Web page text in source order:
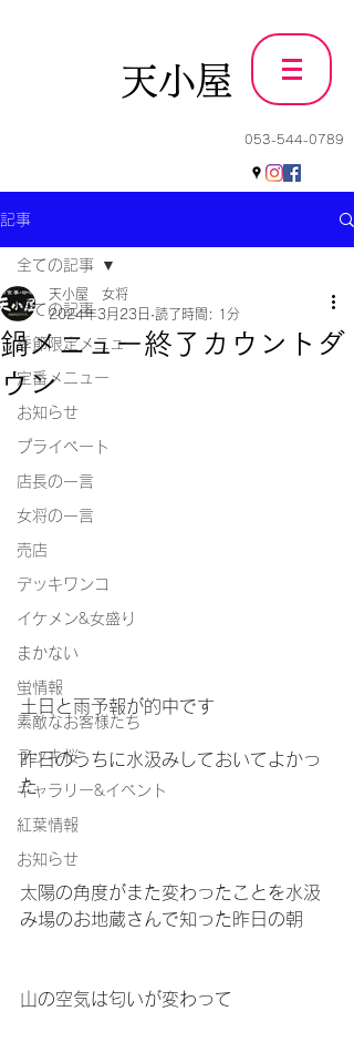
天小屋
053-544-0789
記事
全ての記事
季節限定メニュー
定番メニュー
お知らせ
プライベート
店長の一言
女将の一言
売店
デッキワンコ
イケメン&女盛り
まかない
蛍情報
素敵なお客様たち
デッキ桜
ギャラリー&イベント
紅葉情報
お知らせ
全ての記事
鍋メニュー終了カウントダ
ウン
天小屋 女将
2024年3月23日 読了時間: 1分
土日と雨予報が的中です
昨日のうちに水汲みしておいてよかっ
た
太陽の角度がまた変わったことを水汲
み場のお地蔵さんで知った昨日の朝
山の空気は匂いが変わって